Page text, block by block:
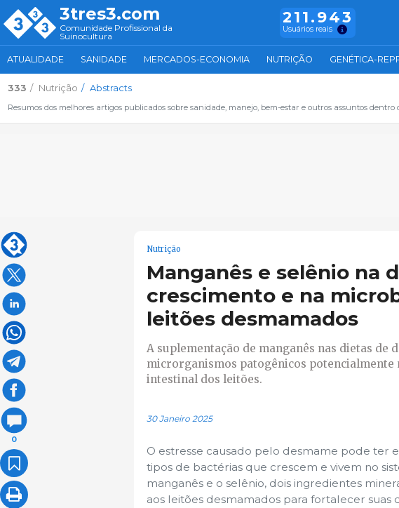
3tres3.com
Comunidade Profissional da
Suinocultura
211.943
Usuários reais
ATUALIDADE SANIDADE MERCADOS-ECONOMIA NUTRIÇÃO GENÉTICA-
333 Nutrição Abstracts
Resumos dos melhores artigos publicados sobre sanidade, manejo, bem-estar e outros assuntos
0
Nutrição
Manganês e selênio na
crescimento e na
leitões desmamados
A suplementação de manganês nas dietas de
microrganismos patogênicos potencialmente
intestinal dos leitões.
30 Janeiro 2025
O estresse causado pelo desmame pode ter
tipos de bactérias que crescem e vivem no
manganês e o selênio, dois ingredientes
aos leitões desmamados para fortalecer suas